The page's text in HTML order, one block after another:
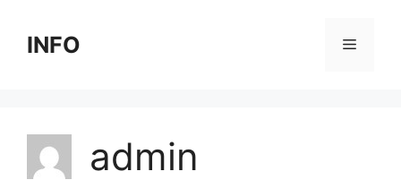
contentINFO Menu
admin